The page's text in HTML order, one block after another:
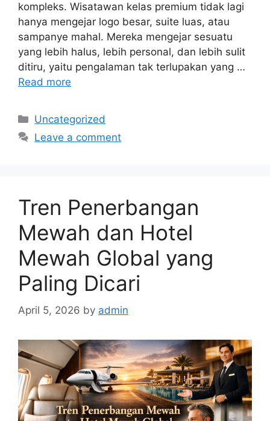
kompleks. Wisatawan kelas premium tidak lagi
hanya mengejar logo besar, suite luas, atau
sampanye mahal. Mereka mengejar sesuatu
yang lebih halus, lebih personal, dan lebih sulit
ditiru, yaitu pengalaman tak terlupakan yang …
Read more
Categories
Uncategorized
Leave a comment
Tren Penerbangan
Mewah dan Hotel
Mewah Global yang
Paling Dicari
April 5, 2026 by admin